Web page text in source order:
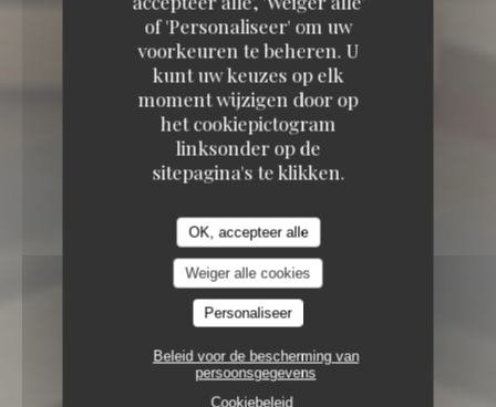
of 'Personaliseer' om uw
voorkeuren te beheren. U
kunt uw keuzes op elk
moment wijzigen door op
het cookiepictogram
linksonder op de
sitepagina's te klikken.
OK, accepteer alle
Weiger alle cookies
Personaliseer
Beleid voor de bescherming van
persoonsgegevens
Cookiebeleid
PARIS